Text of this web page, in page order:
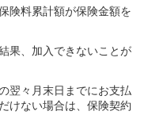
は、保険料の払込み
る状態とは？
3年以内の自殺の場
亡保険金のお支払
、告知義務違反とし
取れない場合があり
ない場合は、高度
険料累計額が保険金額を
果、加入できないことが
翌々月末日までにお支払
けない場合は、保険契約